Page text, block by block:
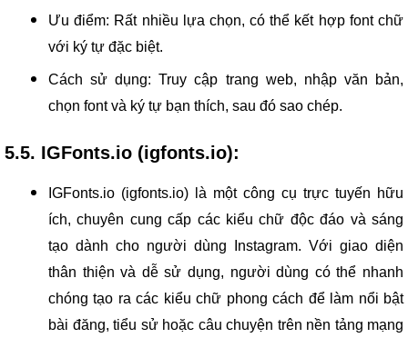
Ưu điểm: Rất nhiều lựa chọn, có thể kết hợp font chữ
với ký tự đặc biệt.
Cách sử dụng: Truy cập trang web, nhập văn bản,
chọn font và ký tự bạn thích, sau đó sao chép.
5.5. IGFonts.io (igfonts.io):
IGFonts.io (igfonts.io) là một công cụ trực tuyến hữu
ích, chuyên cung cấp các kiểu chữ độc đáo và sáng
tạo dành cho người dùng Instagram. Với giao diện
thân thiện và dễ sử dụng, người dùng có thể nhanh
chóng tạo ra các kiểu chữ phong cách để làm nổi bật
bài đăng, tiểu sử hoặc câu chuyện trên nền tảng mạng